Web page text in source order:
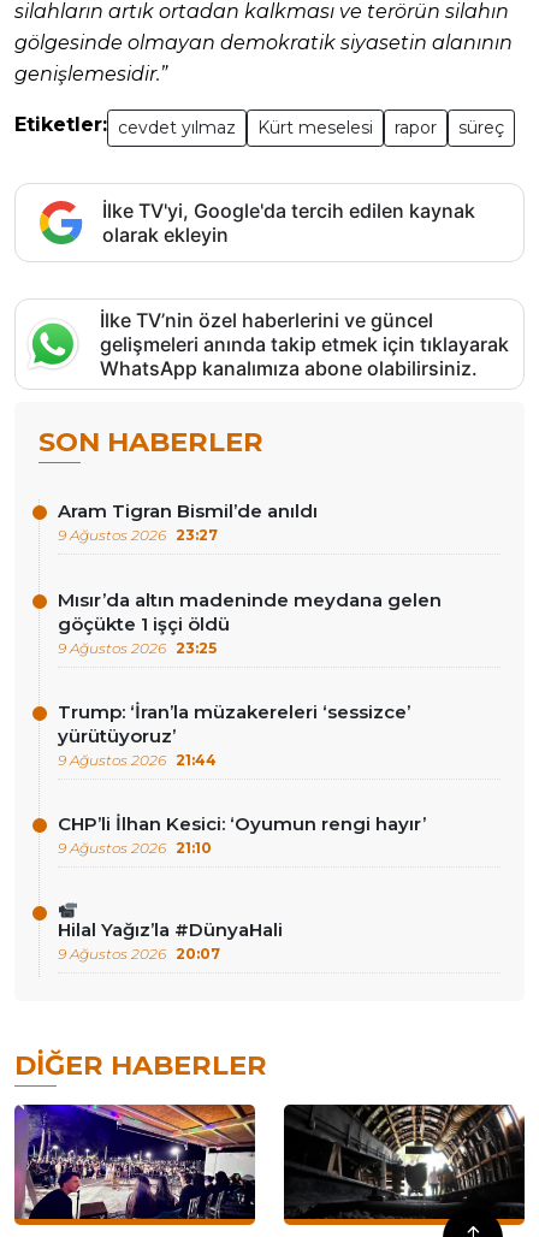
silahların artık ortadan kalkması ve terörün silahın
gölgesinde olmayan demokratik siyasetin alanının
genişlemesidir.”
Etiketler: cevdet yılmaz Kürt meselesi rapor süreç
İlke TV'yi, Google'da tercih edilen kaynak
olarak ekleyin
İlke TV’nin özel haberlerini ve güncel
gelişmeleri anında takip etmek için tıklayarak
WhatsApp kanalımıza abone olabilirsiniz.
SON HABERLER
Aram Tigran Bismil’de anıldı
9 Ağustos 2026 23:27
Mısır’da altın madeninde meydana gelen
göçükte 1 işçi öldü
9 Ağustos 2026 23:25
Trump: ‘İran’la müzakereleri ‘sessizce’
yürütüyoruz’
9 Ağustos 2026 21:44
CHP’li İlhan Kesici: ‘Oyumun rengi hayır’
9 Ağustos 2026 21:10
Hilal Yağız’la #DünyaHali
9 Ağustos 2026 20:07
DIĞER HABERLER